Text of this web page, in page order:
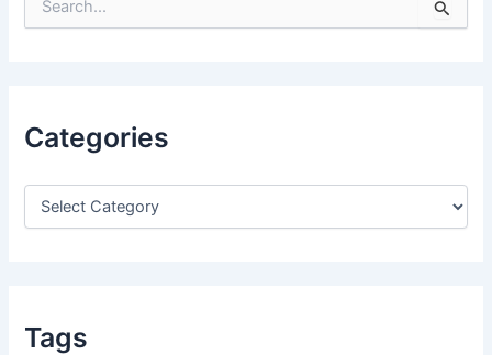
e
f
r
Categories
Tags